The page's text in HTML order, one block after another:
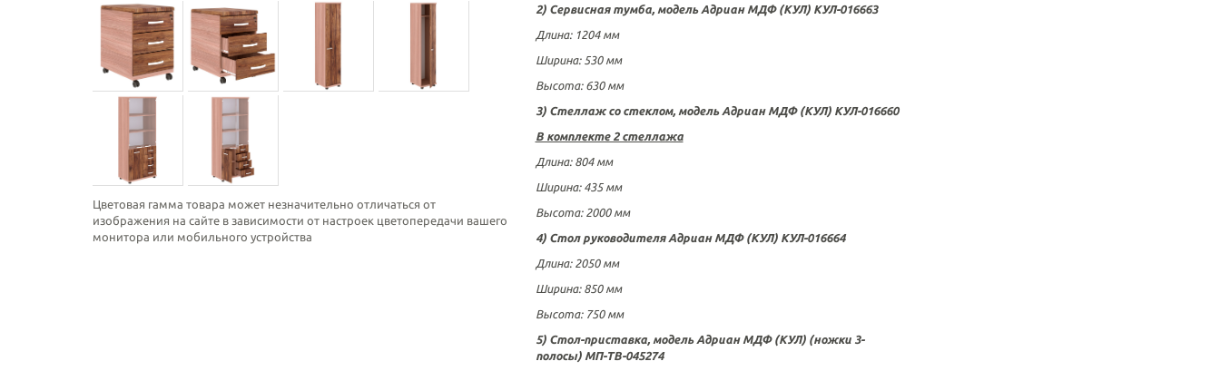
Цветовая гамма товара может незначительно отличаться от
изображения на сайте в зависимости от настроек цветопередачи вашего
монитора или мобильного устройства
2) Сервисная тумба, модель Адриан МДФ (КУЛ) КУЛ-016663
Длина: 1204 мм
Ширина: 530 мм
Высота:630 мм
3) Стеллаж со стеклом, модель Адриан МДФ (КУЛ) КУЛ-016660
В комплекте 2 стеллажа
Длина: 804 мм
Ширина: 435 мм
Высота:2000 мм
4) Стол руководителя Адриан МДФ (КУЛ) КУЛ-016664
Длина: 2050 мм
Ширина: 850 мм
Высота:750 мм
5) Стол-приставка, модель Адриан МДФ (КУЛ) (ножки 3-
полосы) МП-ТВ-045274